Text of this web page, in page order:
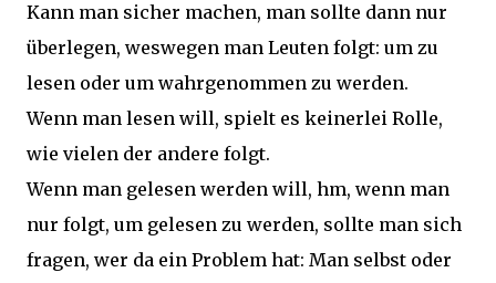
Kann man sicher machen, man sollte dann nur
überlegen, weswegen man Leuten folgt: um zu
lesen oder um wahrgenommen zu werden.
Wenn man lesen will, spielt es keinerlei Rolle,
wie vielen der andere folgt.
Wenn man gelesen werden will, hm, wenn man
nur folgt, um gelesen zu werden, sollte man sich
fragen, wer da ein Problem hat: Man selbst oder